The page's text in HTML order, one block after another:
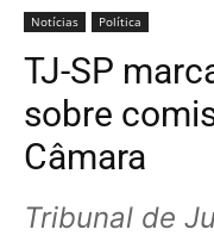
Notícias Política
TJ-SP
sobre
Câmara
Tribunal de